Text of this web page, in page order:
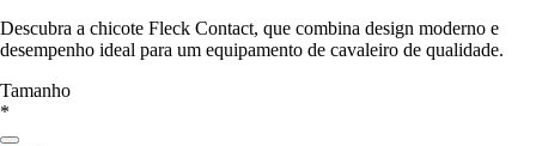
Descubra a chicote Fleck Contact, que combina design moderno e
desempenho ideal para um equipamento de cavaleiro de qualidade.
Tamanho
*